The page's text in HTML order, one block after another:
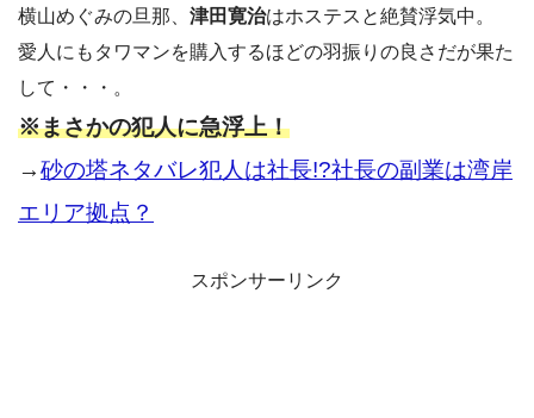
横山めぐみの旦那、 津田寛治はホステスと絶賛浮気中。
愛人にもタワマンを購入するほどの羽振りの良さだが果た
して・・・。
※まさかの犯人に急浮上！
→砂の塔ネタバレ犯人は社長!?社長の副業は湾岸
エリア拠点？
スポンサーリンク